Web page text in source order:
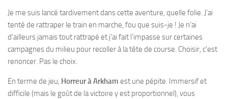
Je me suis lancé tardivement dans cette aventure, quelle folie. J’ai
tenté de rattraper le train en marche, fou que suis-je ! Je n’ai
d’ailleurs jamais tout rattrapé et j’ai fait l’impasse sur certaines
campagnes du milieu pour recoller à la tête de course. Choisir, c’est
renoncer. Pas le choix.
En terme de jeu, Horreur à Arkham est une pépite. Immersif et
difficile (mais le goût de la victoire y est proportionnel), vous